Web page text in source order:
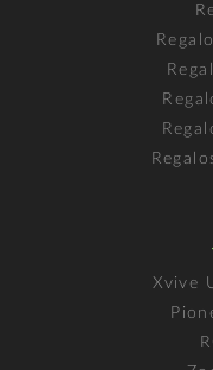
Xvive